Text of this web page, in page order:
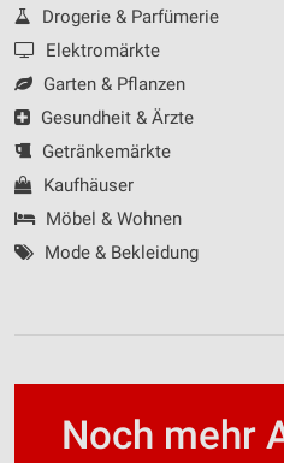
Drogerie & Parfümerie
Elektromärkte
Garten & Pflanzen
Gesundheit & Ärzte
Getränkemärkte
Kaufhäuser
Möbel & Wohnen
Mode & Bekleidung
Noch mehr